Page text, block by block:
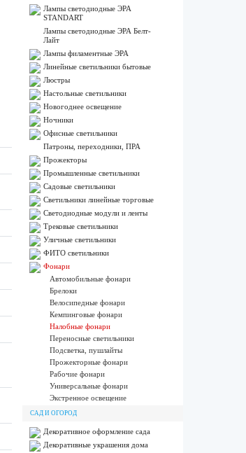
Лампы светодиодные ЭРА
STANDART
Лампы светодиодные ЭРА Белт-
Лайт
Лампы филаментные ЭРА
Линейные светильники бытовые
Люстры
Настольные светильники
Новогоднее освещение
Ночники
Офисные светильники
Патроны, переходники, ПРА
Прожекторы
Промышленные светильники
Садовые светильники
Светильники линейные торговые
Светодиодные модули и ленты
Трековые светильники
Уличные светильники
ФИТО светильники
Фонари
Автомобильные фонари
Брелоки
Велосипедные фонари
Кемпинговые фонари
Налобные фонари
Переносные светильники
Подсветка, пушлайты
Прожекторные фонари
Рабочие фонари
Универсальные фонари
Экстренное освещение
САД И ОГОРОД
Декоративное оформление сада
Декоративные украшения дома